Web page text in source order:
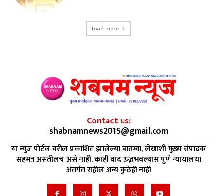
Load more
Contact us:
shabnamnews2015@gmail.com
या न्युज पोर्टल वरील प्रकाशित झालेल्या बातम्या, लेखाशी मुख्य संपादक
सहमत असतीलच असे नाही. काही वाद उद्भभवल्यास पुणे न्यायालया
अंतर्गत राहील अन्य कुठेही नाही